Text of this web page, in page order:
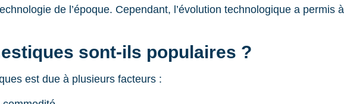
de l’époque. Cependant, l’évolution technologique a permis
sont-ils populaires ?
est due à plusieurs facteurs :